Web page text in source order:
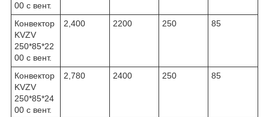
00 с вент.
Конвектор
KVZV
250*85*22
00 с вент.
2,400 2200 250 85
Конвектор
KVZV
250*85*24
00 с вент.
2,780 2400 250 85